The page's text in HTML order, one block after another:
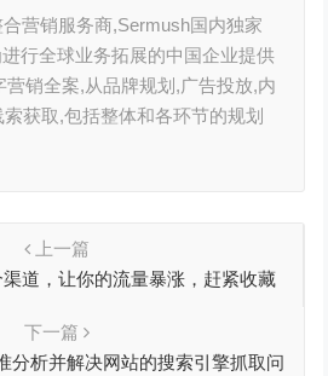
营销服务商,Sermush国内独家
行全球业务拓展的中国企业提供
营销全案,从品牌规划,广告投放,内
获取,包括整体和各环节的规划
上一篇
道，让你的流量暴涨，赶紧收藏
下一篇
分析并解决网站的搜索引擎抓取问